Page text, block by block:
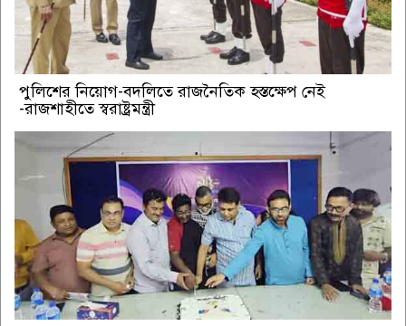
পুলিশের নিয়োগ-বদলিতে রাজনৈতিক হস্তক্ষেপ নেই
-রাজশাহীতে স্বরাষ্ট্রমন্ত্রী